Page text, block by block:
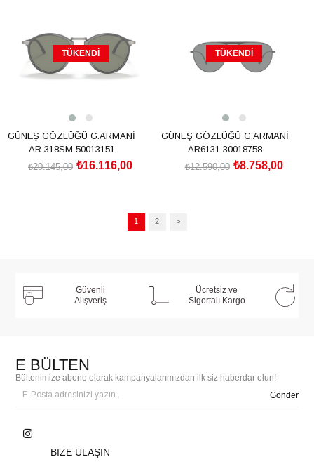
TÜKENDI
GÜNEŞ GÖZLÜĞÜ G.ARMANİ
AR 318SM 50013151
₺16.116,00
₺20.145,00
TÜKENDI
GÜNEŞ GÖZLÜĞÜ G.ARMANİ
AR6131 30018758
₺8.758,00
₺12.590,00
1 2 >
Güvenli
Alışveriş
Ücretsiz ve
Sigortalı Kargo
E BÜLTEN
Bültenimize abone olarak kampanyalarımızdan ilk siz haberdar olun!
Gönder
BIZE ULAŞIN